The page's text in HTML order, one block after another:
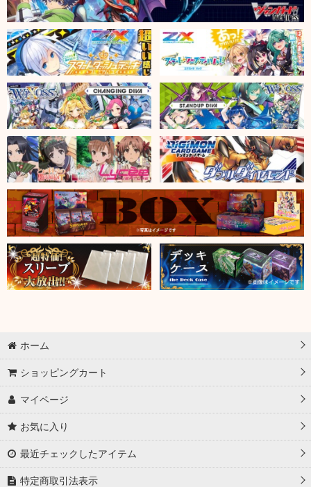
ホーム
ショッピングカート
マイページ
お気に入り
最近チェックしたアイテム
特定商取引法表示